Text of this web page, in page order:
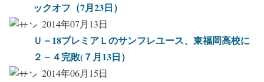
ックオフ（7月23日）
2014年07月13日
Ｕ－18プレミアＬのサンフレユース、東福岡高校に
２－４完敗(７月13日）
2014年06月15日